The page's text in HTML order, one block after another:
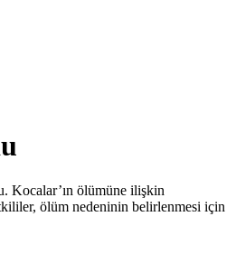
Kocalar’ın ölümüne ilişkin
ölüm nedeninin belirlenmesi için